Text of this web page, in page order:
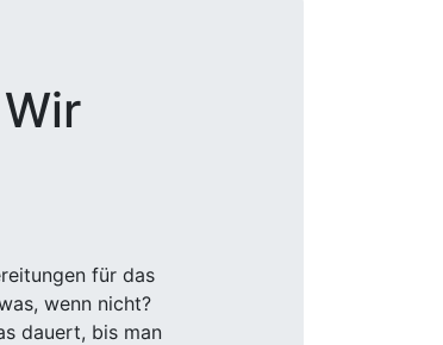
für das
wenn nicht?
dauert, bis man